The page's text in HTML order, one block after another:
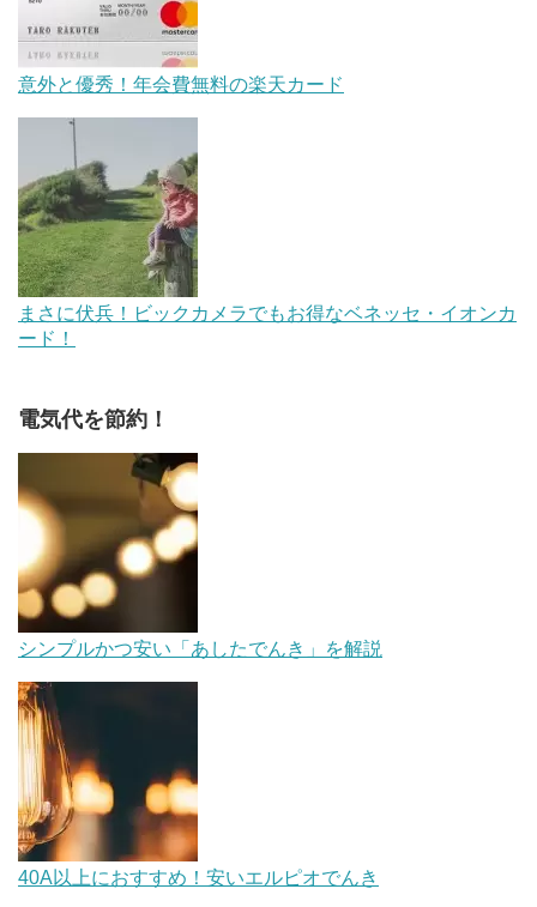
意外と優秀！年会費無料の楽天カード
まさに伏兵！ビックカメラでもお得なベネッセ・イオンカ
ード！
電気代を節約！
シンプルかつ安い「あしたでんき」を解説
40A以上におすすめ！安いエルピオでんき